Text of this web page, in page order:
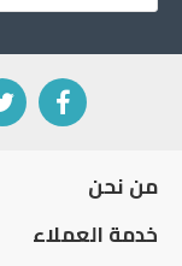
من نحن
خدمة العملاء